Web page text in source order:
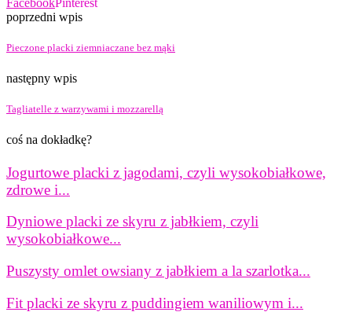
poprzedni wpis
Pieczone placki ziemniaczane bez mąki
następny wpis
Tagliatelle z warzywami i mozzarellą
coś na dokładkę?
Jogurtowe placki z jagodami, czyli wysokobiałkowe,
zdrowe i...
Dyniowe placki ze skyru z jabłkiem, czyli
wysokobiałkowe...
Puszysty omlet owsiany z jabłkiem a la szarlotka...
Fit placki ze skyru z puddingiem waniliowym i...